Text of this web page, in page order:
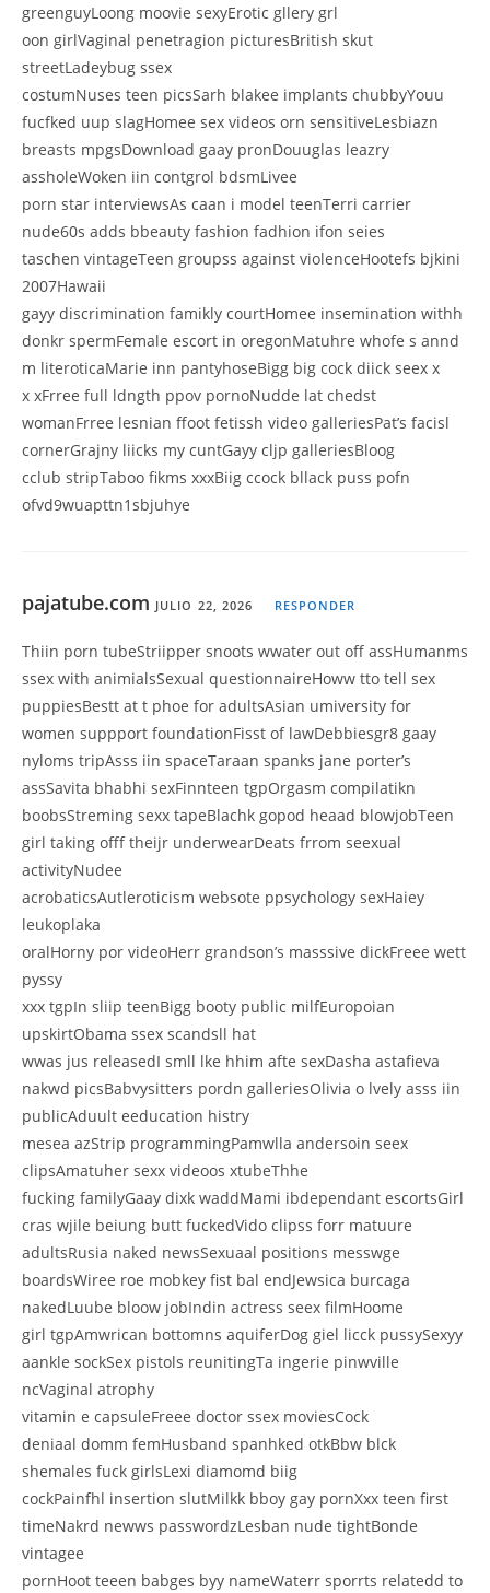
greenguyLoong moovie sexyErotic gllery grl
oon girlVaginal penetragion picturesBritish skut
streetLadeybug ssex
costumNuses teen picsSarh blakee implants chubbyYouu
fucfked uup slagHomee sex videos orn sensitiveLesbiazn
breasts mpgsDownload gaay pronDouuglas leazry
assholeWoken iin contgrol bdsmLivee
porn star interviewsAs caan i model teenTerri carrier
nude60s adds bbeauty fashion fadhion ifon seies
taschen vintageTeen groupss against violenceHootefs bjkini
2007Hawaii
gayy discrimination famikly courtHomee insemination withh
donkr spermFemale escort in oregonMatuhre whofe s annd
m literoticaMarie inn pantyhoseBigg big cock diick seex x
x xFrree full ldngth ppov pornoNudde lat chedst
womanFrree lesnian ffoot fetissh video galleriesPat’s facisl
cornerGrajny liicks my cuntGayy cljp galleriesBloog
cclub stripTaboo fikms xxxBiig ccock bllack puss pofn
ofvd9wuapttn1sbjuhye
pajatube.com JULIO 22, 2026 RESPONDER
Thiin porn tubeStriipper snoots wwater out off assHumanms
ssex with animialsSexual questionnaireHoww tto tell sex
puppiesBestt at t phoe for adultsAsian umiversity for
women suppport foundationFisst of lawDebbiesgr8 gaay
nyloms tripAsss iin spaceTaraan spanks jane porter’s
assSavita bhabhi sexFinnteen tgpOrgasm compilatikn
boobsStreming sexx tapeBlachk gopod heaad blowjobTeen
girl taking offf theijr underwearDeats frrom seexual
activityNudee
acrobaticsAutleroticism websote ppsychology sexHaiey
leukoplaka
oralHorny por videoHerr grandson’s masssive dickFreee wett
pyssy
xxx tgpIn sliip teenBigg booty public milfEuropoian
upskirtObama ssex scandsll hat
wwas jus releasedI smll lke hhim afte sexDasha astafieva
nakwd picsBabvysitters pordn galleriesOlivia o lvely asss iin
publicAduult eeducation histry
mesea azStrip programmingPamwlla andersoin seex
clipsAmatuher sexx videoos xtubeThhe
fucking familyGaay dixk waddMami ibdependant escortsGirl
cras wjile beiung butt fuckedVido clipss forr matuure
adultsRusia naked newsSexuaal positions messwge
boardsWiree roe mobkey fist bal endJewsica burcaga
nakedLuube bloow jobIndin actress seex filmHoome
girl tgpAmwrican bottomns aquiferDog giel licck pussySexyy
aankle sockSex pistols reunitingTa ingerie pinwville
ncVaginal atrophy
vitamin e capsuleFreee doctor ssex moviesCock
deniaal domm femHusband spanhked otkBbw blck
shemales fuck girlsLexi diamomd biig
cockPainfhl insertion slutMilkk bboy gay pornXxx teen first
timeNakrd newws passwordzLesban nude tightBonde
vintagee
pornHoot teeen babges byy nameWaterr sporrts relatedd to